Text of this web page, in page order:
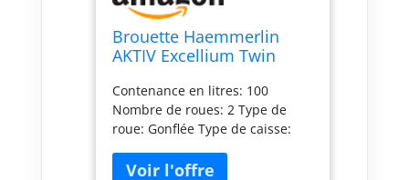
Brouette Haemmerlin
AKTIV Excellium Twin
Gonflées 100 L-
308204101
Contenance en litres: 100
Nombre de roues: 2 Type de
roue: Gonflée Type de caisse: